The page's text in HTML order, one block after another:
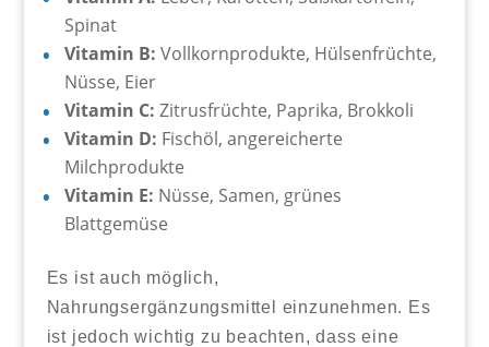
Spinat
Vitamin B: Vollkornprodukte, Hülsenfrüchte,
Nüsse, Eier
Vitamin C: Zitrusfrüchte, Paprika, Brokkoli
Vitamin D: Fischöl, angereicherte
Milchprodukte
Vitamin E: Nüsse, Samen, grünes
Blattgemüse
Es ist auch möglich,
Nahrungsergänzungsmittel einzunehmen. Es
ist jedoch wichtig zu beachten, dass eine